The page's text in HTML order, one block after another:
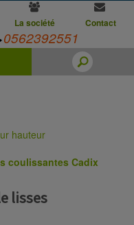
La société Contact
0562392551
hauteur
coulissantes Cadix
lisses